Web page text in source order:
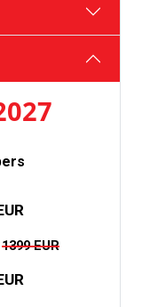
1399 EUR